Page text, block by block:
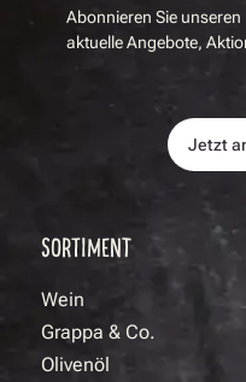
Abonnieren Sie
aktuelle Angebote,
Jetzt
SORTIMENT
Wein
Grappa & Co.
Olivenöl